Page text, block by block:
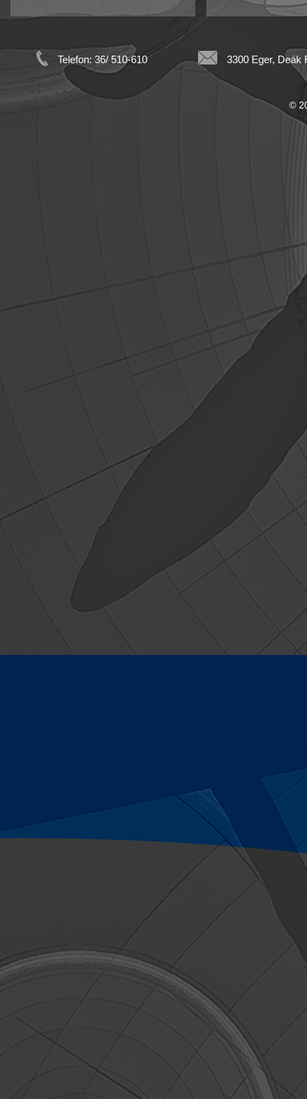
Telefon: 36/ 510-610 3300 Eger, Deák
©